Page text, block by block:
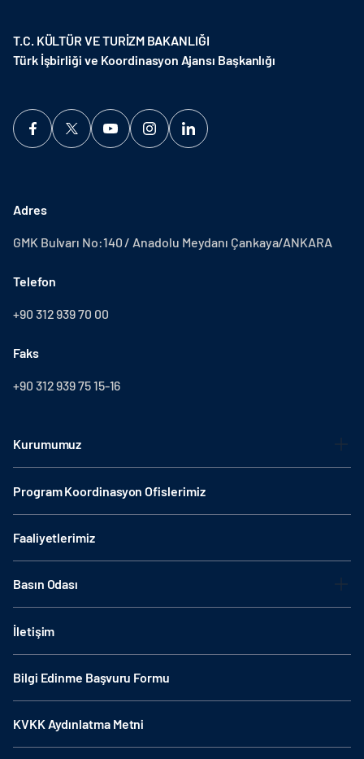
T.C. KÜLTÜR VE TURİZM BAKANLIĞI
Türk İşbirliği ve Koordinasyon Ajansı Başkanlığı
Adres
GMK Bulvarı No:140 / Anadolu Meydanı Çankaya/ANKARA
Telefon
+90 312 939 70 00
Faks
+90 312 939 75 15-16
Kurumumuz
Program Koordinasyon Ofislerimiz
Faaliyetlerimiz
Basın Odası
İletişim
Bilgi Edinme Başvuru Formu
KVKK Aydınlatma Metni